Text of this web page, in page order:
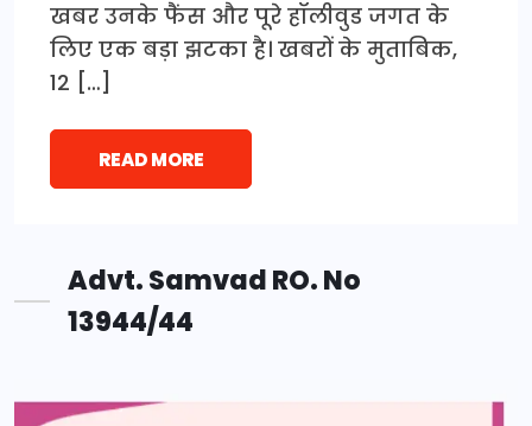
खबर उनके फैंस और पूरे हॉलीवुड जगत के
लिए एक बड़ा झटका है। खबरों के मुताबिक,
12 […]
READ MORE
Advt. Samvad RO. No
13944/44